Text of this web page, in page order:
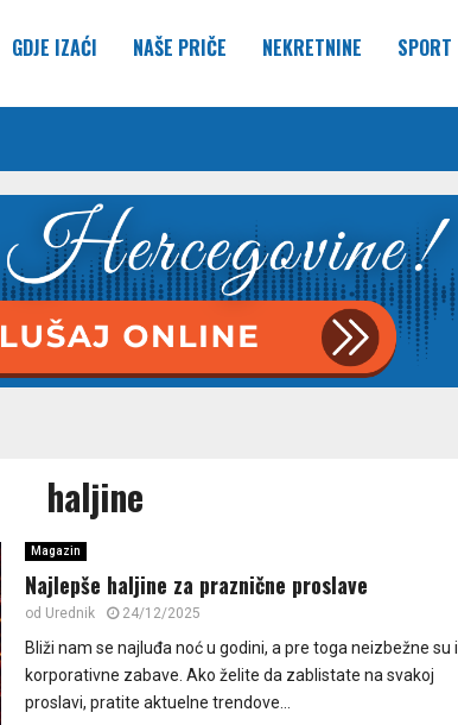
GDJE IZAĆI NAŠE PRIČE NEKRETNINE SPORT
haljine
Magazin
Najlepše haljine za praznične proslave
od Urednik 24/12/2025
Bliži nam se najluđa noć u godini, a pre toga neizbežne su i
korporativne zabave. Ako želite da zablistate na svakoj
proslavi, pratite aktuelne trendove...